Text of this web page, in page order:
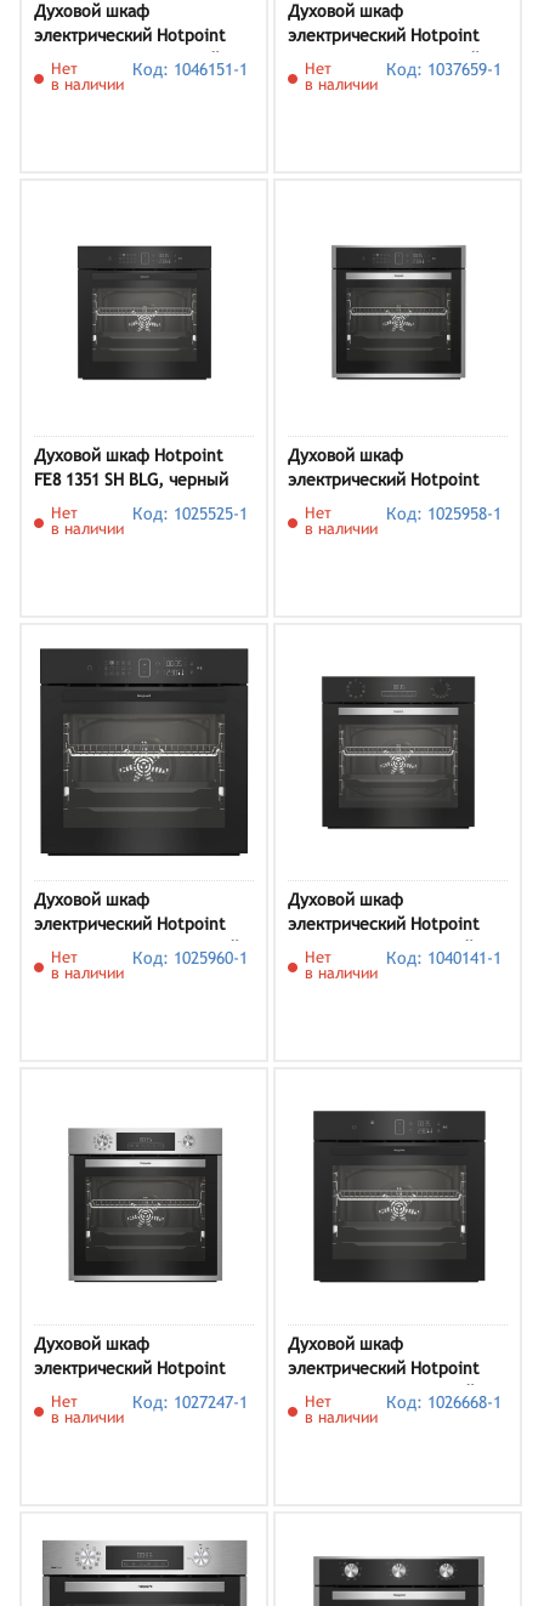
Духовой шкаф
электрический Hotpoint
HSTF 1352 H BL, черный
Нет
в наличии
Код: 1046151-1
Духовой шкаф
электрический Hotpoint
FE9 1231 JS BLG, черный
Нет
в наличии
Код: 1037659-1
Духовой шкаф Hotpoint
FE8 1351 SH BLG, черный
Нет
в наличии
Код: 1025525-1
Духовой шкаф
электрический Hotpoint
FE8 1351 DSH IX,
нержавеющая сталь
Нет
в наличии
Код: 1025958-1
Духовой шкаф
электрический Hotpoint
FE8 1352 SMP BLG, черный
Нет
в наличии
Код: 1025960-1
Духовой шкаф
электрический Hotpoint
HFE8 1224 H BL, черный
Нет
в наличии
Код: 1040141-1
Духовой шкаф
электрический Hotpoint
FE8 831 JSC IX,
нержавеющая сталь
Нет
в наличии
Код: 1027247-1
Духовой шкаф
электрический Hotpoint
FE8 1352 SP BLG черный
Нет
в наличии
Код: 1026668-1